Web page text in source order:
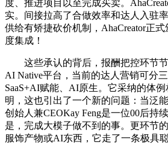
度、推进项目以至完成买卖。
实。间接拉高了合做效率和达人入驻
供给有矫捷砍价机制，AhaCreator正
度集成！
这些承认的背后，报酬把控环节节
AI Native平台，当前的达人营销可分
SaaS+AI赋能、AI原生。它采纳的体
明，这也引出了一个新的问题：当泛
创始人兼CEOKay Feng是一位00后持
是，完成大模子做不到的事。更环节
服饰产物或AI东西，它走了一条极具